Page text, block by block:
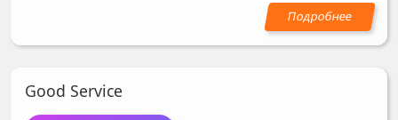
Good Service